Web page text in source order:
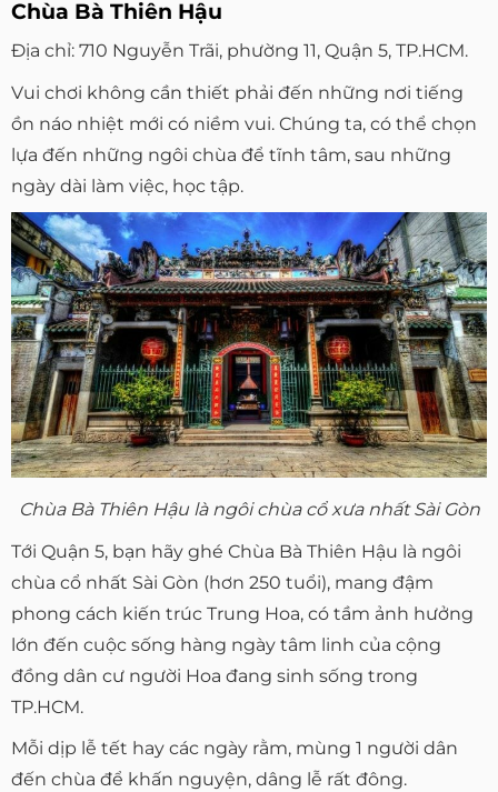
Chùa Bà Thiên Hậu
Địa chỉ: 710 Nguyễn Trãi, phường 11, Quận 5, TP.HCM.
Vui chơi không cần thiết phải đến những nơi tiếng
ồn náo nhiệt mới có niềm vui. Chúng ta, có thể chọn
lựa đến những ngôi chùa để tĩnh tâm, sau những
ngày dài làm việc, học tập.
Chùa Bà Thiên Hậu là ngôi chùa cổ xưa nhất Sài Gòn
Tới Quận 5, bạn hãy ghé Chùa Bà Thiên Hậu là ngôi
chùa cổ nhất Sài Gòn (hơn 250 tuổi), mang đậm
phong cách kiến trúc Trung Hoa, có tầm ảnh hưởng
lớn đến cuộc sống hàng ngày tâm linh của cộng
đồng dân cư người Hoa đang sinh sống trong
TP.HCM.
Mỗi dịp lễ tết hay các ngày rằm, mùng 1 người dân
đến chùa để khấn nguyện, dâng lễ rất đông.